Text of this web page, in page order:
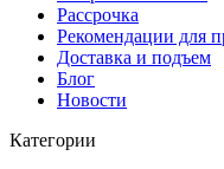
Рассрочка
Рекомендации для
Доставка и подъем
Блог
Новости
Категории